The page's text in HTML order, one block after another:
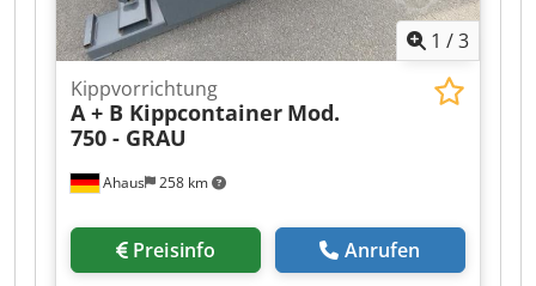
1 /3
Ahaus 258 km
Kippvorrichtung
A + B Kippcontainer Mod.
750 - GRAU
Preisinfo Anrufen